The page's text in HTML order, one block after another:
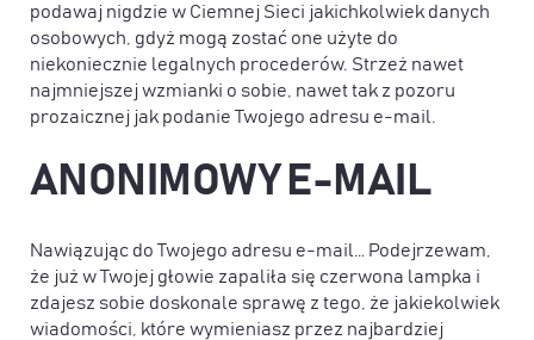
podawaj nigdzie w Ciemnej Sieci jakichkolwiek danych
osobowych, gdyż mogą zostać one użyte do
niekoniecznie legalnych procederów. Strzeż nawet
najmniejszej wzmianki o sobie, nawet tak z pozoru
prozaicznej jak podanie Twojego adresu e-mail.
ANONIMOWY E-MAIL
Nawiązując do Twojego adresu e-mail… Podejrzewam,
że już w Twojej głowie zapaliła się czerwona lampka i
zdajesz sobie doskonale sprawę z tego, że jakiekolwiek
wiadomości, które wymieniasz przez najbardziej